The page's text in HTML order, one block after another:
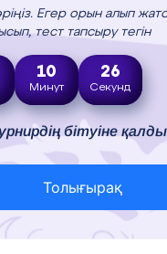
Егер орын алып
тест тапсыру тегін
10
Минут
25
Секунд
бітуіне қалды
Толығырақ